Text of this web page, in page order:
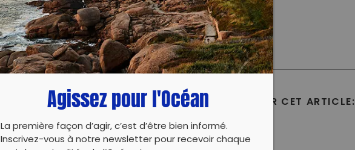
PARTAGER CET ARTICLE:
Agissez pour l'Océan
La première façon d’agir, c’est d’être bien informé.
Inscrivez-vous à notre newsletter pour recevoir chaque